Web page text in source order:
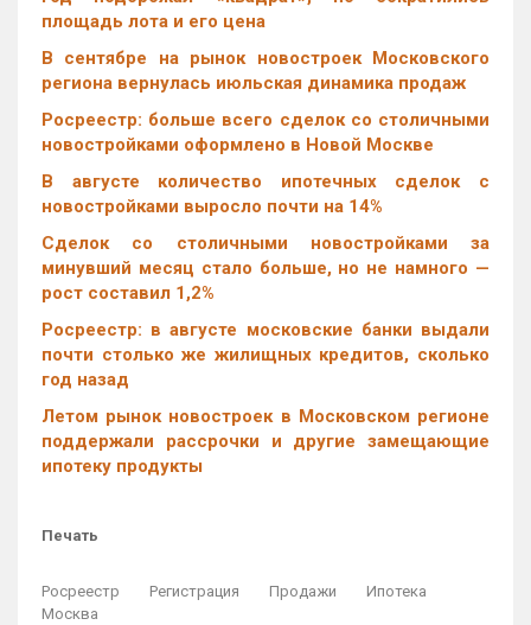
площадь лота и его цена
В сентябре на рынок новостроек Московского
региона вернулась июльская динамика продаж
Росреестр: больше всего сделок со столичными
новостройками оформлено в Новой Москве
В августе количество ипотечных сделок с
новостройками выросло почти на 14%
Cделок со столичными новостройками за
минувший месяц стало больше, но не намного —
рост составил 1,2%
Росреестр: в августе московские банки выдали
почти столько же жилищных кредитов, сколько
год назад
Летом рынок новостроек в Московском регионе
поддержали рассрочки и другие замещающие
ипотеку продукты
Печать
Росреестр Регистрация Продажи
Ипотека
Москва